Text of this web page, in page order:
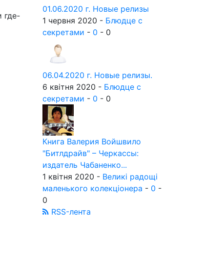
где-
01.06.2020 г. Новые релизы
1 червня 2020 - Блюдце с
секретами - 0 - 0
06.04.2020 г. Новые релизы.
6 квітня 2020 - Блюдце с
секретами - 0 - 0
Книга Валерия Войшвило
"Битлдрайв" – Черкассы:
издатель Чабаненко...
1 квітня 2020 - Великі радощі
маленького колекціонера - 0 -
0
RSS-лента